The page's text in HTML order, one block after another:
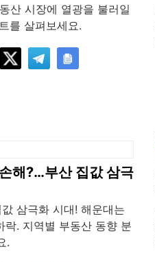
산 시장에 열광을 불러일
를 살펴보세요.
해?…부산 집값 삼극
삼극화 시대! 해운대는
락. 지역별 부동산 동향 분
.